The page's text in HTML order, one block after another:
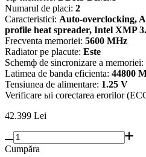
Numarul de placi: 2
Caracteristici: Auto-overclocking,
profile heat spreader, Intel XMP
Frecventa memoriei: 5600 MHz
Radiator pe placute: Este
Schemф de sincronizare a memoriei:
Latimea de banda eficienta: 44800
Tensiunea de alimentare: 1.25 V
Verificare ыi corectarea erorilor
42.399 Lei
Cumpăra